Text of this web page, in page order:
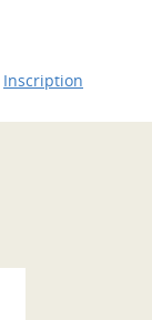
Inscription